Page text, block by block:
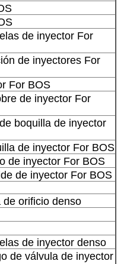
de inyector For
de inyectores For
For BOS
de inyector For
boquilla de inyector
de inyector For BOS
de inyector For BOS
de inyector For BOS
orificio denso
de inyector denso
de válvula de inyector